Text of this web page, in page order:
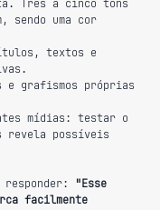
Três a cinco tons
sendo uma cor
textos e
e grafismos próprias
mídias: testar o
revela possíveis
responder:
"Esse
facilmente